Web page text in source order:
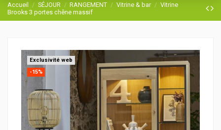
Accueil SÉJOUR RANGEMENT Vitrine & bar
Vitrine
Brooks 3 portes chêne massif
Exclusivité web
-15%